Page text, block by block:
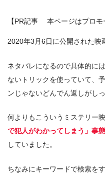
【PR記事 本ページはプロモ
2020年3月6日に公開された映
ネタバレになるので具体的に
ないトリックを使っていて、
ンじゃないどんでん返しがし
何よりもこういうミステリー
で犯人がわかってしまう」事
していました。
ちなみにキーワードで検索を